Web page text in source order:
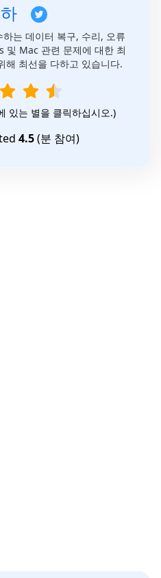
는 데이터 복구, 수리, 오류
및 Mac 관련 문제에 대한 최
해 최선을 다하고 있습니다.
있는 별을 클릭하십시오.)
4.5(분 참여)